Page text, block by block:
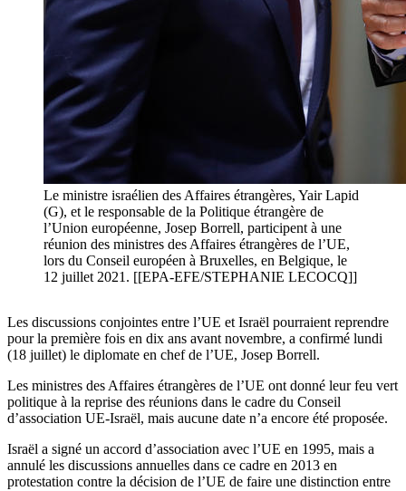
Le ministre israélien des Affaires étrangères, Yair Lapid
(G), et le responsable de la Politique étrangère de
l’Union européenne, Josep Borrell, participent à une
réunion des ministres des Affaires étrangères de l’UE,
lors du Conseil européen à Bruxelles, en Belgique, le
12 juillet 2021. [[EPA-EFE/STEPHANIE LECOCQ]]
Les discussions conjointes entre l’UE et Israël pourraient reprendre
pour la première fois en dix ans avant novembre, a confirmé lundi
(18 juillet) le diplomate en chef de l’UE, Josep Borrell.
Les ministres des Affaires étrangères de l’UE ont donné leur feu vert
politique à la reprise des réunions dans le cadre du Conseil
d’association UE-Israël, mais aucune date n’a encore été proposée.
Israël a signé un accord d’association avec l’UE en 1995, mais a
annulé les discussions annuelles dans ce cadre en 2013 en
protestation contre la décision de l’UE de faire une distinction entre